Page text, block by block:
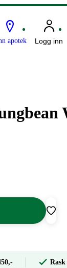
apotek Logg inn